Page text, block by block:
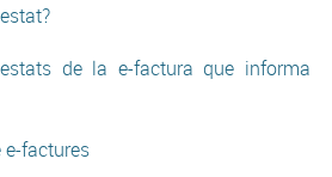
de la e-factura que informa
factures